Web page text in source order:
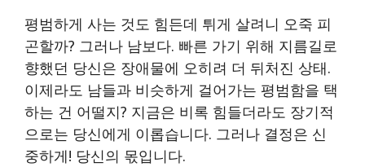
평범하게 사는 것도 힘든데 튀게 살려니 오죽 피
곤할까? 그러나 남보다. 빠른 가기 위해 지름길로
향했던 당신은 장애물에 오히려 더 뒤처진 상태.
이제라도 남들과 비슷하게 걸어가는 평범함을 택
하는 건 어떨지? 지금은 비록 힘들더라도 장기적
으로는 당신에게 이롭습니다. 그러나 결정은 신
중하게! 당신의 몫입니다.